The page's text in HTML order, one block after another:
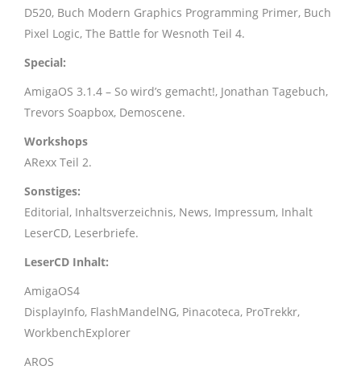
D520, Buch Modern Graphics Programming Primer, Buch
Pixel Logic, The Battle for Wesnoth Teil 4.
Special:
AmigaOS 3.1.4 – So wird’s gemacht!, Jonathan Tagebuch,
Trevors Soapbox, Demoscene.
Workshops
ARexx Teil 2.
Sonstiges:
Editorial, Inhaltsverzeichnis, News, Impressum, Inhalt
LeserCD, Leserbriefe.
LeserCD Inhalt:
AmigaOS4
DisplayInfo, FlashMandelNG, Pinacoteca, ProTrekkr,
WorkbenchExplorer
AROS